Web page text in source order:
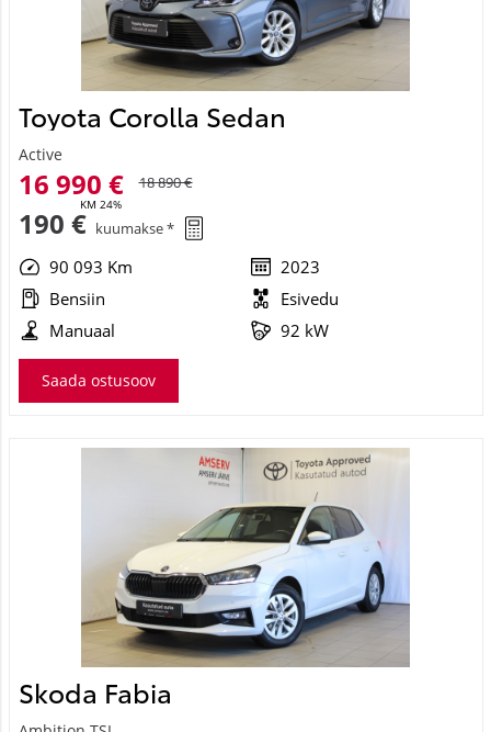
Toyota Corolla Sedan
Active
16 990 €
KM 24%
18 890 €
190 € kuumakse *
90 093 Km
2023
Bensiin
Esivedu
Manuaal
92 kW
Saada ostusoov
Skoda Fabia
Ambition TSI